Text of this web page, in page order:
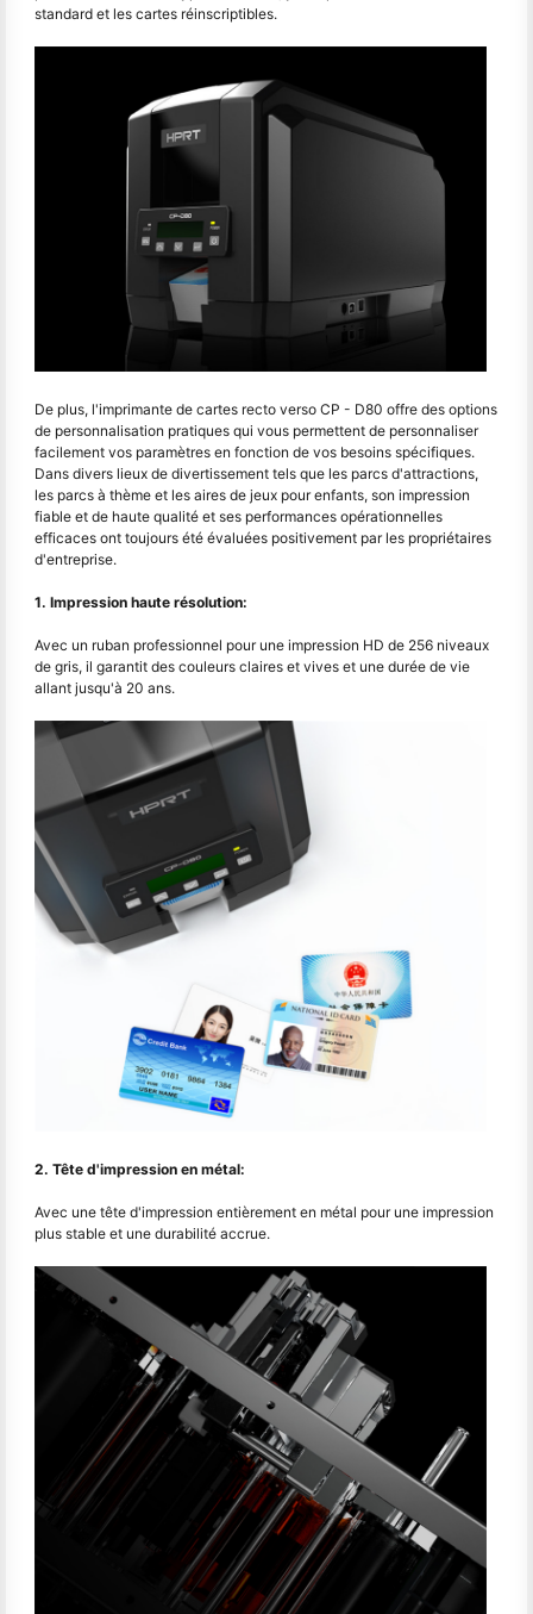
standard et les cartes réinscriptibles.
De plus, l'imprimante de cartes recto verso CP - D80 offre des options
de personnalisation pratiques qui vous permettent de personnaliser
facilement vos paramètres en fonction de vos besoins spécifiques.
Dans divers lieux de divertissement tels que les parcs d'attractions,
les parcs à thème et les aires de jeux pour enfants, son impression
fiable et de haute qualité et ses performances opérationnelles
efficaces ont toujours été évaluées positivement par les propriétaires
d'entreprise.
1. Impression haute résolution:
Avec un ruban professionnel pour une impression HD de 256 niveaux
de gris, il garantit des couleurs claires et vives et une durée de vie
allant jusqu'à 20 ans.
2. Tête d'impression en métal:
Avec une tête d'impression entièrement en métal pour une impression
plus stable et une durabilité accrue.